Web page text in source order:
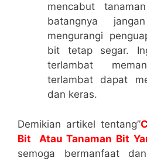
mencabut
batangnya
mengurangi
bit tetap segar.
terlambat
terlambat dapat
dan keras.
Demikian artikel tentang”
Bit Atau Tanaman Bit
semoga bermanfaat